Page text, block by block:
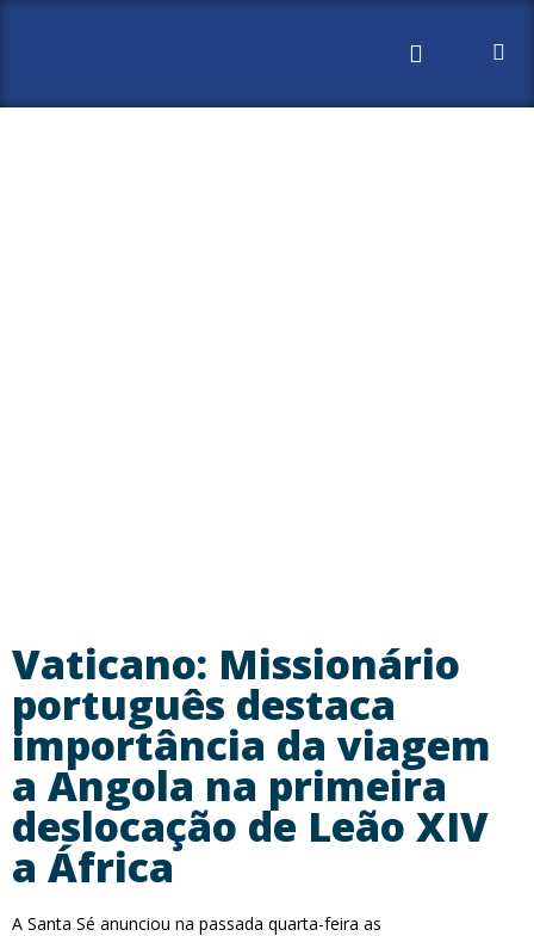
Vaticano: Missionário
português destaca
importância da viagem
a Angola na primeira
deslocação de Leão XIV
a África
A Santa Sé anunciou na passada quarta-feira as